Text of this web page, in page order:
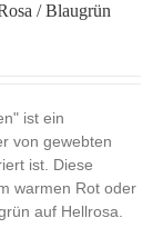
/ Blaugrün
ist ein
von gewebten
ist. Diese
warmen Rot oder
auf Hellrosa.